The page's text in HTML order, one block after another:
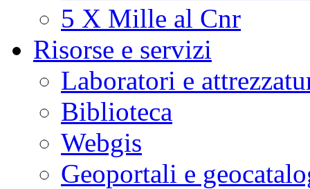
5 X Mille al Cnr
Risorse e servizi
Laboratori e
Biblioteca
Webgis
Geoportali e